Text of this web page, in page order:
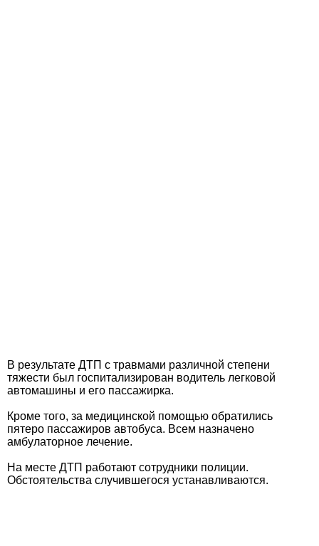
В результате ДТП с травмами различной степени
тяжести был госпитализирован водитель легковой
автомашины и его пассажирка.
Кроме того, за медицинской помощью обратились
пятеро пассажиров автобуса. Всем назначено
амбулаторное лечение.
На месте ДТП работают сотрудники полиции.
Обстоятельства случившегося устанавливаются.